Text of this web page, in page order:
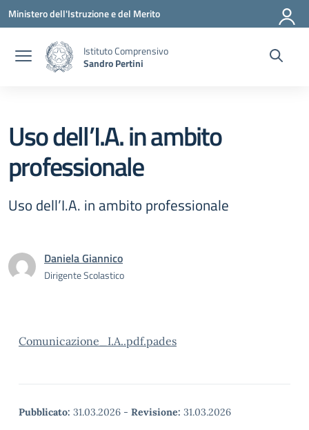
Vai ai contenuti
Vai al menu di navigazione
Vai al footer
Ministero dell'Istruzione e del Merito
Istituto Comprensivo
Sandro Pertini
Uso dell’I.A. in ambito
professionale
Uso dell’I.A. in ambito professionale
Daniela Giannico
Dirigente Scolastico
Comunicazione_I.A..pdf.pades
Pubblicato: 31.03.2026 - Revisione: 31.03.2026